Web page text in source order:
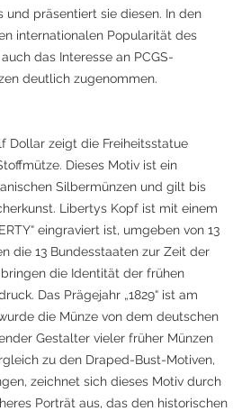
und präsentiert sie diesen. In den
internationalen Popularität des
das Interesse an PCGS-
deutlich zugenommen.
Dollar zeigt die Freiheitsstatue
Dieses Motiv ist ein
Silbermünzen und gilt bis
Libertys Kopf ist mit einem
eingraviert ist, umgeben von 13
die 13 Bundesstaaten zur Zeit der
die Identität der frühen
Das Prägejahr „1829“ ist am
die Münze von dem deutschen
Gestalter vieler früher Münzen
zu den Draped-Bust-Motiven,
zeichnet sich dieses Motiv durch
Porträt aus, das den historischen